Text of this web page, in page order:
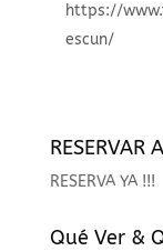
https://
escun/
RESERVAR
RESERVA YA !!!
Qué Ver &